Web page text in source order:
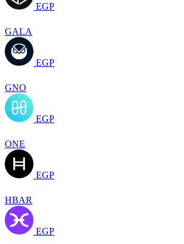
EGP
GALA
EGP
GNO
EGP
ONE
EGP
HBAR
EGP